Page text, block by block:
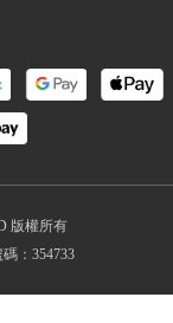
版權所有
：354733